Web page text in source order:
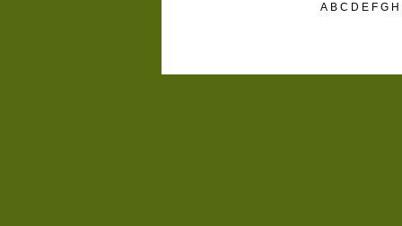
A B C D E F G H